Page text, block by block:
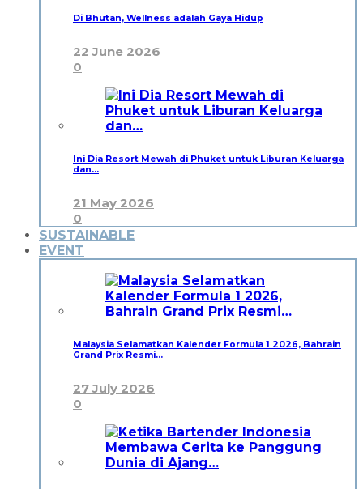
Di Bhutan, Wellness adalah Gaya Hidup
22 June 2026
0
Ini Dia Resort Mewah di Phuket untuk Liburan Keluarga
dan…
21 May 2026
0
SUSTAINABLE
EVENT
Malaysia Selamatkan Kalender Formula 1 2026, Bahrain
Grand Prix Resmi…
27 July 2026
0